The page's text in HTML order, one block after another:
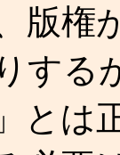
版権
する
と